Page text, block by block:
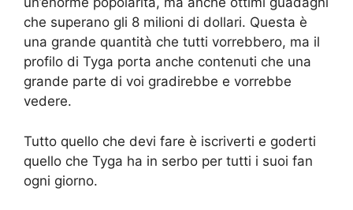
che superano gli 8 milioni di dollari. Questa è
una grande quantità che tutti vorrebbero, ma il
profilo di Tyga porta anche contenuti che una
grande parte di voi gradirebbe e vorrebbe
vedere.
Tutto quello che devi fare è iscriverti e goderti
quello che Tyga ha in serbo per tutti i suoi fan
ogni giorno.